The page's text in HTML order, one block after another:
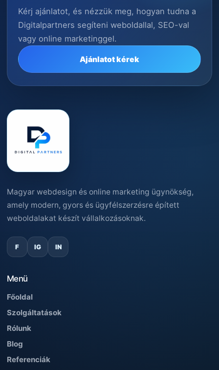
Kérj ajánlatot, és nézzük meg, hogyan tudna a
Digitalpartners segíteni weboldallal, SEO-val
vagy online marketinggel.
Ajánlatot kérek
Magyar webdesign és online marketing ügynökség,
amely modern, gyors és ügyfélszerzésre épített
weboldalakat készít vállalkozásoknak.
F IG IN
Menü
Főoldal
Szolgáltatások
Rólunk
Blog
Referenciák